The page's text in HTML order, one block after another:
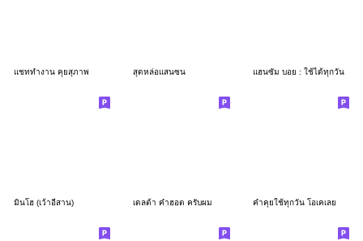
แชททำงาน คุยสุภาพ สุดหล่อแสนซน แฮนซัม บอย : ใช้ได้ทุกวัน
มินโฮ (เว้าอีสาน) เดลต้า คำฮอต ครับผม คำคุยใช้ทุกวัน โอเคเลย